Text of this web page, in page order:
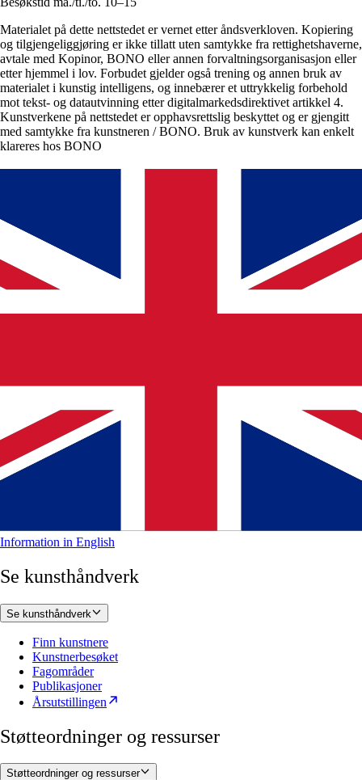
Materialet på dette nettstedet er vernet etter åndsverkloven. Kopiering
og tilgjengeliggjøring er ikke tillatt uten samtykke fra rettighetshaverne,
avtale med Kopinor, BONO eller annen forvaltningsorganisasjon eller
etter hjemmel i lov. Forbudet gjelder også trening og annen bruk av
materialet i kunstig intelligens, og innebærer et uttrykkelig forbehold
mot tekst- og datautvinning etter digitalmarkedsdirektivet artikkel 4.
Kunstverkene på nettstedet er opphavsrettslig beskyttet og er gjengitt
med samtykke fra kunstneren / BONO. Bruk av kunstverk kan enkelt
klareres hos BONO
Information in English
Se kunsthåndverk
Se kunsthåndverk
Finn kunstnere
Kunstnerbesøket
Fagområder
Publikasjoner
Årsutstillingen
Støtteordninger og ressurser
Støtteordninger og ressurser